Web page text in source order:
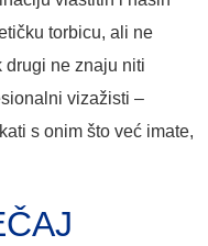
torbicu, ali ne
drugi ne znaju niti
vizažisti –
s onim što već imate,